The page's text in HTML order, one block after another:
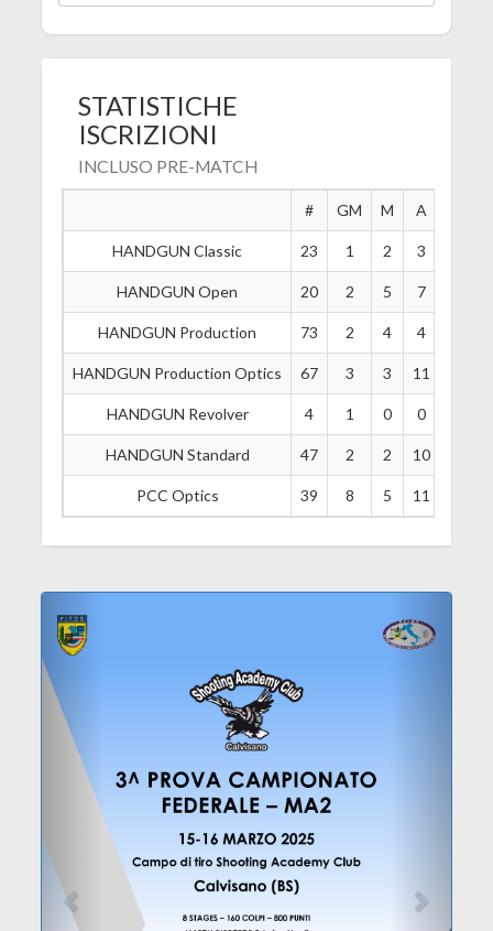
STATISTICHE
ISCRIZIONI
INCLUSO PRE-MATCH
# GM M A
HANDGUN Classic 23 1 2 3
HANDGUN Open 20 2 5 7
HANDGUN Production 73 2 4 4
HANDGUN Production Optics 67 3 3 11
HANDGUN Revolver 4 1 0 0
HANDGUN Standard 47 2 2 10
PCC Optics 39 8 5 11